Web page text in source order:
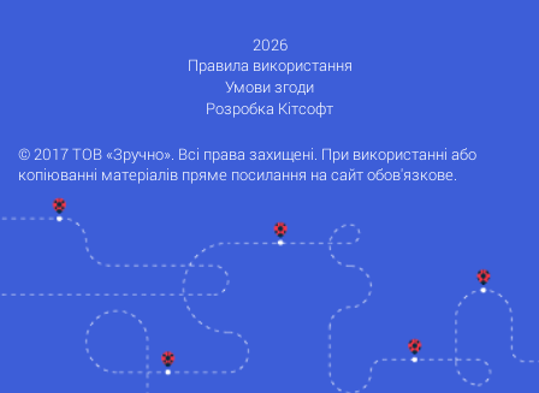
2026
Правила використання
Умови згоди
Розробка Кітсофт
© 2017 ТОВ «Зручно». Всі права захищені. При використанні або
копіюванні матеріалів пряме посилання на сайт обов'язкове.